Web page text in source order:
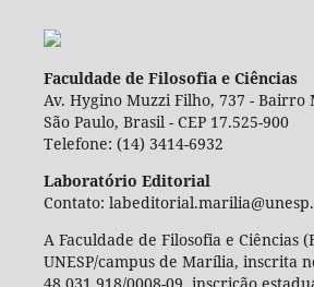
Faculdade de Filosofia e Ciências
Av. Hygino Muzzi Filho, 737 -
São Paulo, Brasil - CEP 17.525-900
Telefone: (14) 3414-6932
Laboratório Editorial
Contato:
A Faculdade de Filosofia e Ciências
UNESP/campus de Marília, inscrita